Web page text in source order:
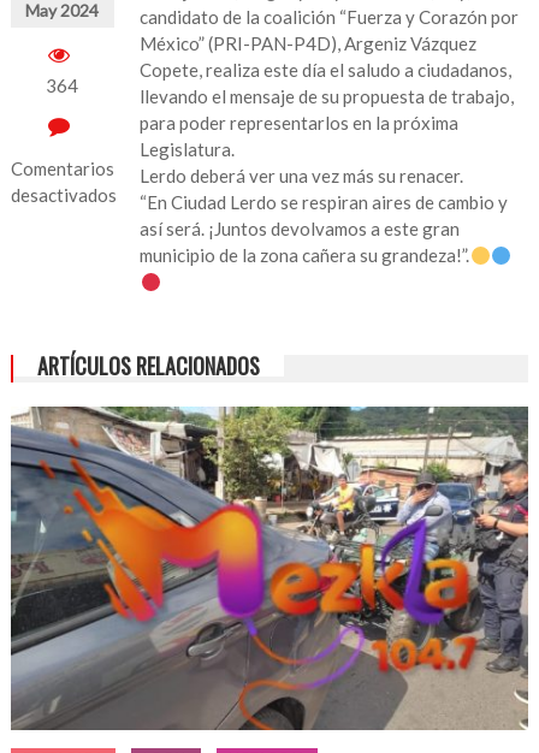
May 2024
364
Comentarios
desactivados
respiran
de
cambio
y
así
será:
Argeniz
Vázquez
Copete
candidato de la coalición “Fuerza y Corazón por
México” (PRI-PAN-P4D), Argeniz Vázquez
Copete, realiza este día el saludo a ciudadanos,
llevando el mensaje de su propuesta de trabajo,
para poder representarlos en la próxima
Legislatura.
Lerdo deberá ver una vez más su renacer.
“En Ciudad Lerdo se respiran aires de cambio y
así será. ¡Juntos devolvamos a este gran
municipio de la zona cañera su grandeza!”.
ARTÍCULOS RELACIONADOS